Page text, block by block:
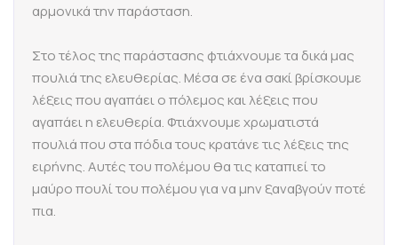
αρμονικά την παράσταση.
Στο τέλος της παράστασης φτιάχνουμε τα δικά μας
πουλιά της ελευθερίας. Μέσα σε ένα σακί βρίσκουμε
λέξεις που αγαπάει ο πόλεμος και λέξεις που
αγαπάει η ελευθερία. Φτιάχνουμε χρωματιστά
πουλιά που στα πόδια τους κρατάνε τις λέξεις της
ειρήνης. Αυτές του πολέμου θα τις καταπιεί το
μαύρο πουλί του πολέμου για να μην ξαναβγούν ποτέ
πια.